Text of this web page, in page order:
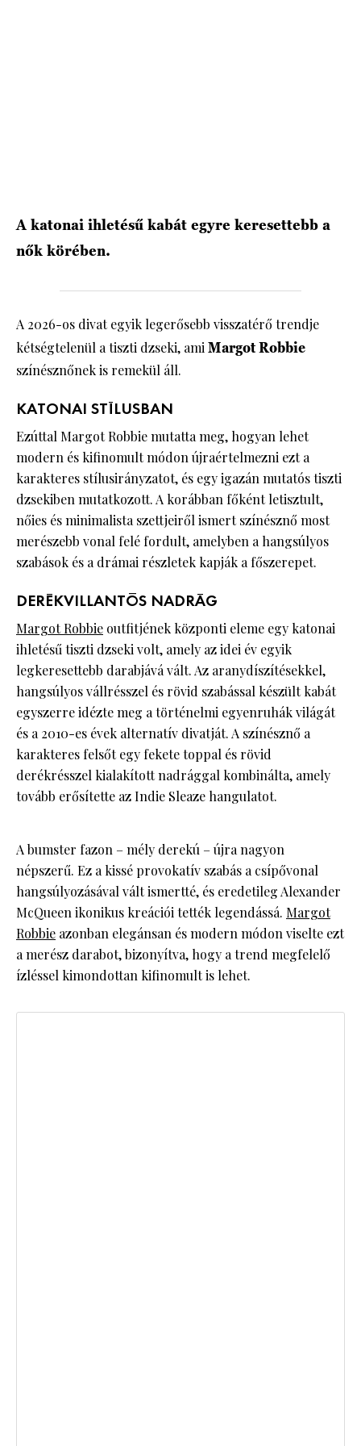
A katonai ihletésű kabát egyre keresettebb a
nők körében.
A 2026-os divat egyik legerősebb visszatérő trendje
kétségtelenül a tiszti dzseki, amiMargot Robbie
színésznőnek is remekül áll.
KATONAI STÍLUSBAN
Ezúttal Margot Robbie mutatta meg, hogyan lehet
modern és kifinomult módon újraértelmezni ezt a
karakteres stílusirányzatot, és egy igazán mutatós tiszti
dzsekiben mutatkozott. A korábban főként letisztult,
nőies és minimalista szettjeiről ismert színésznő most
merészebb vonal felé fordult, amelyben a hangsúlyos
szabások és a drámai részletek kapják a főszerepet.
DERÉKVILLANTÓS NADRÁG
Margot Robbie outfitjének központi eleme egy katonai
ihletésű tiszti dzseki volt, amely az idei év egyik
legkeresettebb darabjává vált. Az aranydíszítésekkel,
hangsúlyos vállrésszel és rövid szabással készült kabát
egyszerre idézte meg a történelmi egyenruhák világát
és a 2010-es évek alternatív divatját. A színésznő a
karakteres felsőt egy fekete toppal és rövid
derékrésszel kialakított nadrággal kombinálta, amely
tovább erősítette az Indie Sleaze hangulatot.
A bumster fazon – mély derekú – újra nagyon
népszerű. Ez a kissé provokatív szabás a csípővonal
hangsúlyozásával vált ismertté, és eredetileg Alexander
McQueen ikonikus kreációi tették legendássá. Margot
Robbie azonban elegánsan és modern módon viselte ezt
a merész darabot, bizonyítva, hogy a trend megfelelő
ízléssel kimondottan kifinomult is lehet.